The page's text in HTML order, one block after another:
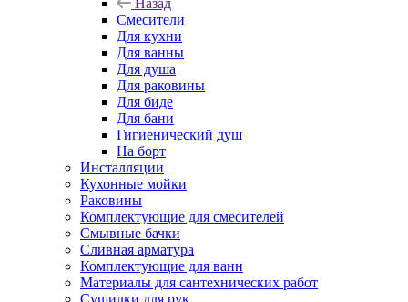
Назад
Смесители
Для кухни
Для ванны
Для душа
Для раковины
Для биде
Для бани
Гигиенический душ
На борт
Инсталляции
Кухонные мойки
Раковины
Комплектующие для смесителей
Смывные бачки
Сливная арматура
Комплектующие для ванн
Материалы для сантехнических работ
Сушилки для рук